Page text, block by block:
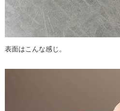
表面はこんな感じ。